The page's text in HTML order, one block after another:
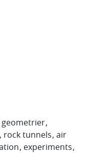
geometrier
rock tunnels air
experiments